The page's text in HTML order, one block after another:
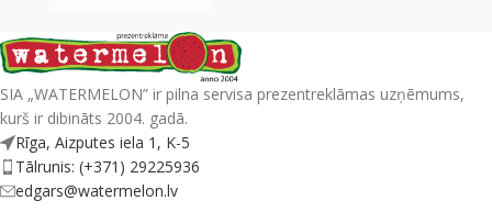
SIA „WATERMELON” ir pilna servisa prezentreklāmas uzņēmums,
kurš ir dibināts 2004. gadā.
Rīga, Aizputes iela 1, K-5
Tālrunis: (+371) 29225936
edgars@watermelon.lv